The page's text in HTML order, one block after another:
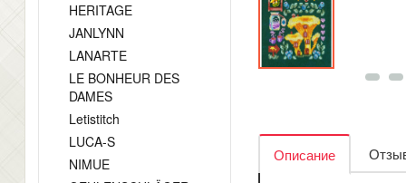
HERITAGE
JANLYNN
LANARTE
LE BONHEUR DES
DAMES
Letistitch
LUCA-S
NIMUE
Описание